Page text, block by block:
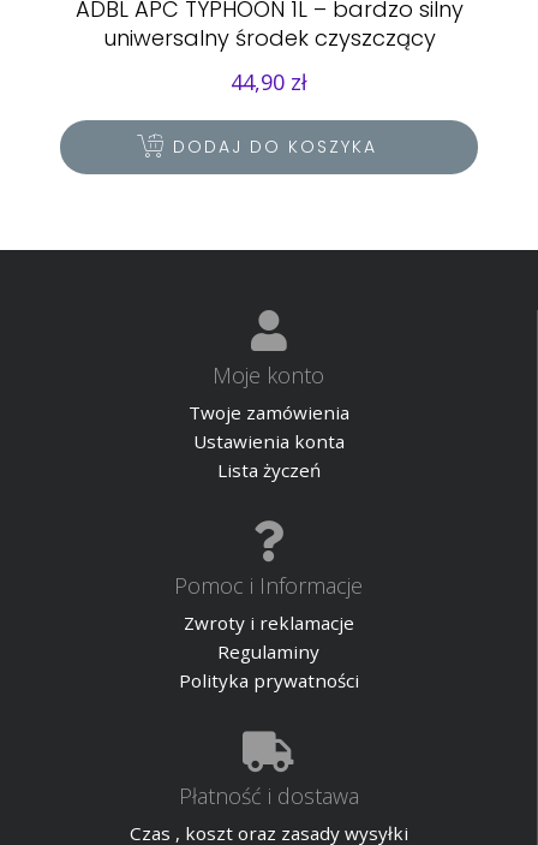
ADBL APC TYPHOON 1L – bardzo silny
uniwersalny środek czyszczący
44,90 zł
DODAJ DO KOSZYKA
Moje konto
Twoje zamówienia
Ustawienia konta
Lista życzeń
Pomoc i Informacje
Zwroty i reklamacje
Regulaminy
Polityka prywatności
Płatność i dostawa
Czas , koszt oraz zasady wysyłki